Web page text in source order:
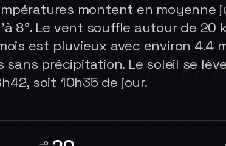
montent en moyenne
8°. Le vent souffle autour de 20
est pluvieux avec environ 4.4
sans précipitation. Le soleil se
soit 10h35 de jour.